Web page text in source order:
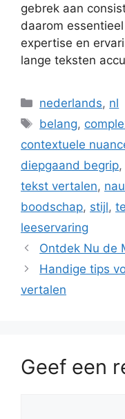
gebrek aan
daarom
expertise en
lange teksten
Categorieën
nederlands, nl
Tags
belang,
contextuele
diepgaand begrip,
tekst vertalen,
boodschap, stijl,
leeservaring
Ontdek Nu de
Handige tips
vertalen
Geef een